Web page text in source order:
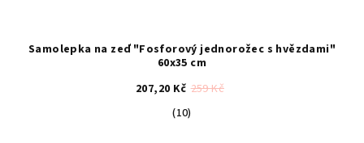
Samolepka na zeď "Fosforový jednorožec s hvězdami"
60x35 cm
207,20 Kč 259 Kč
Průměrné
(10)